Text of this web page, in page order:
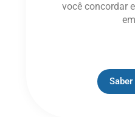
você concordar